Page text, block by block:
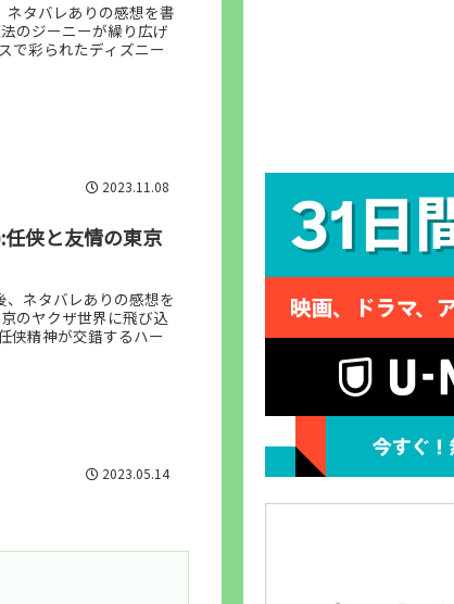
タバレありの感想を書
のジーニーが繰り広げ
で彩られたディズニー
2023.11.08
侠と友情の東京
ネタバレありの感想を
のヤクザ世界に飛び込
侠精神が交錯するハー
2023.05.14